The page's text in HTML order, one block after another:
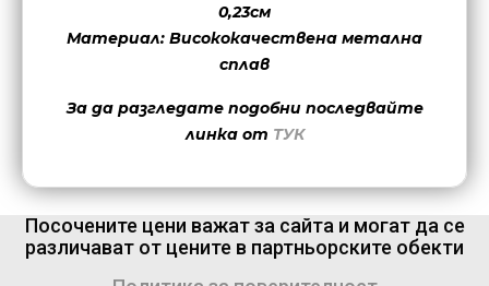
0,23см
Материал: Висококачествена метална
сплав
За да разгледате подобни последвайте
линка от ТУК
Посочените цени важат за сайта и могат да се
различават от цените в партньорските обекти